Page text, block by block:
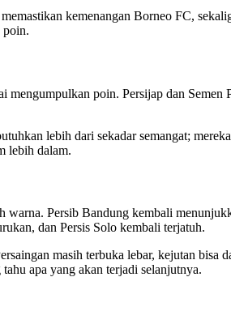
kemenangan Borneo FC,
poin.
poin. Persijap dan
lebih dari sekadar semangat;
lebih dalam.
Persib Bandung kembali
dan Persis Solo kembali terjatuh.
masih terbuka lebar, kejutan
apa yang akan terjadi selanjutnya.